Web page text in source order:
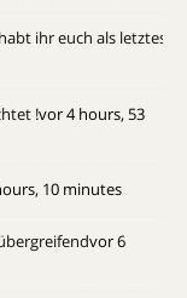
ihr euch als letztes
!vor 4 hours, 53
10 minutes
vor 6